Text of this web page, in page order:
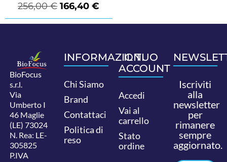
256,00€ 166,40€
BioFocus
s.r.l.
Via
Umberto I
46 Maglie
(LE) 73024
N. Rea: LE-
305825
P.IVA
INFORMAZIONI
Chi Siamo
Brand
Contattaci
Politica di
reso
IL TUO
ACCOUNT
Accedi
Vai al
carrello
Stato
ordine
Iscriviti
alla
newsletter
per
rimanere
sempre
aggiornato.